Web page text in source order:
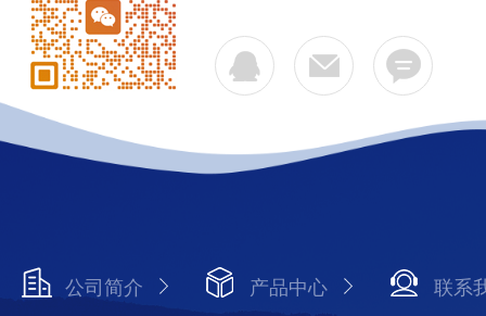
公司简介 产品中心 联系